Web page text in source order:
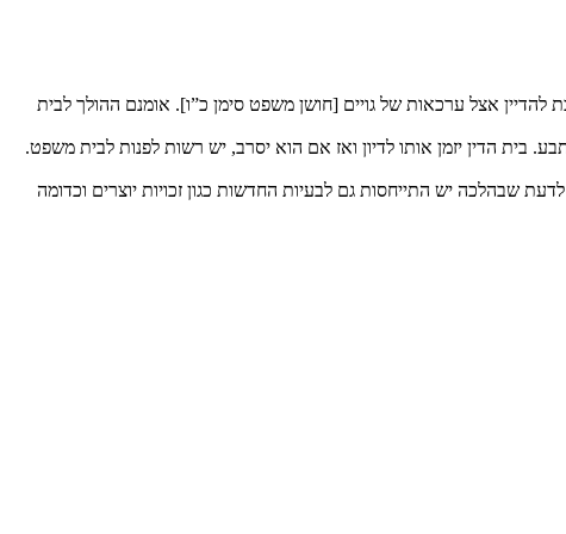
להדיין אצל ערכאות של גויים [חושן משפט סימן כ”ו]. אומנם ההולך לבית
בית הדין יזמן אותו לדיון ואז אם הוא יסרב, יש רשות לפנות לבית משפט.
שבהלכה יש התייחסות גם לבעיות החדשות כגון זכויות יוצרים וכדומה